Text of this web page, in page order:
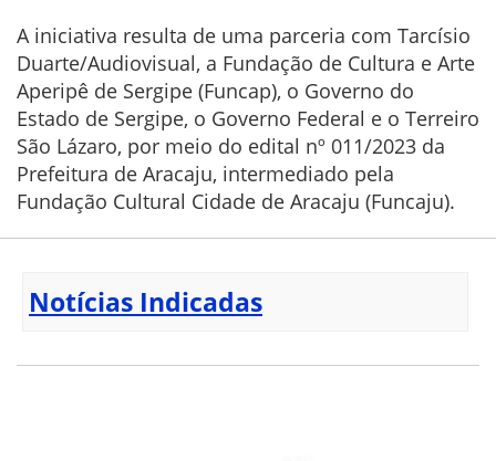
A iniciativa resulta de uma parceria com Tarcísio
Duarte/Audiovisual, a Fundação de Cultura e Arte
Aperipê de Sergipe (Funcap), o Governo do
Estado de Sergipe, o Governo Federal e o Terreiro
São Lázaro, por meio do edital nº 011/2023 da
Prefeitura de Aracaju, intermediado pela
Fundação Cultural Cidade de Aracaju (Funcaju).
Notícias Indicadas